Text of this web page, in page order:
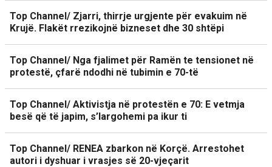
Top Channel/ Zjarri, thirrje urgjente për evakuim në
Krujë. Flakët rrezikojnë bizneset dhe 30 shtëpi
Top Channel/ Nga fjalimet për Ramën te tensionet në
protestë, çfarë ndodhi në tubimin e 70-të
Top Channel/ Aktivistja në protestën e 70: E vetmja
besë që të japim, s’largohemi pa ikur ti
Top Channel/ RENEA zbarkon në Korçë. Arrestohet
autori i dyshuar i vrasjes së 20-vjeçarit